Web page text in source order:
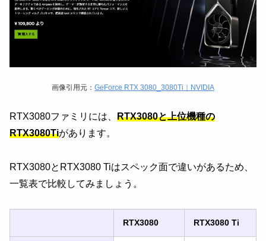
画像引用元： GeForce RTX 3080_3080Ti｜NVIDIA
RTX3080ファミリには、 RTX3080と上位機種の
RTX3080Tiがあります。
RTX3080とRTX3080 Tiはスペック面で違いがあるため、
一覧表で比較してみましょう。
RTX3080 RTX3080 Ti